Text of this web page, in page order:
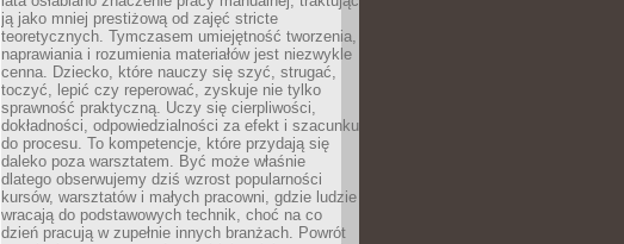
ją jako mniej prestiżową od zajęć stricte
teoretycznych. Tymczasem umiejętność tworzenia,
naprawiania i rozumienia materiałów jest niezwykle
cenna. Dziecko, które nauczy się szyć, strugać,
toczyć, lepić czy reperować, zyskuje nie tylko
sprawność praktyczną. Uczy się cierpliwości,
dokładności, odpowiedzialności za efekt i szacunku
do procesu. To kompetencje, które przydają się
daleko poza warsztatem. Być może właśnie
dlatego obserwujemy dziś wzrost popularności
kursów, warsztatów i małych pracowni, gdzie ludzie
wracają do podstawowych technik, choć na co
dzień pracują w zupełnie innych branżach. Powrót